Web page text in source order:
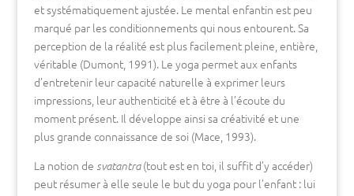
et systématiquement ajustée. Le mental enfantin est peu
marqué par les conditionnements qui nous entourent. Sa
perception de la réalité est plus facilement pleine, entière,
véritable (Dumont, 1991). Le yoga permet aux enfants
d’entretenir leur capacité naturelle à exprimer leurs
impressions, leur authenticité et à être à l’écoute du
moment présent. Il développe ainsi sa créativité et une
plus grande connaissance de soi (Mace, 1993).
La notion de svatantra(tout est en toi, il suffit d’y accéder)
peut résumer à elle seule le but du yoga pour l’enfant : lui